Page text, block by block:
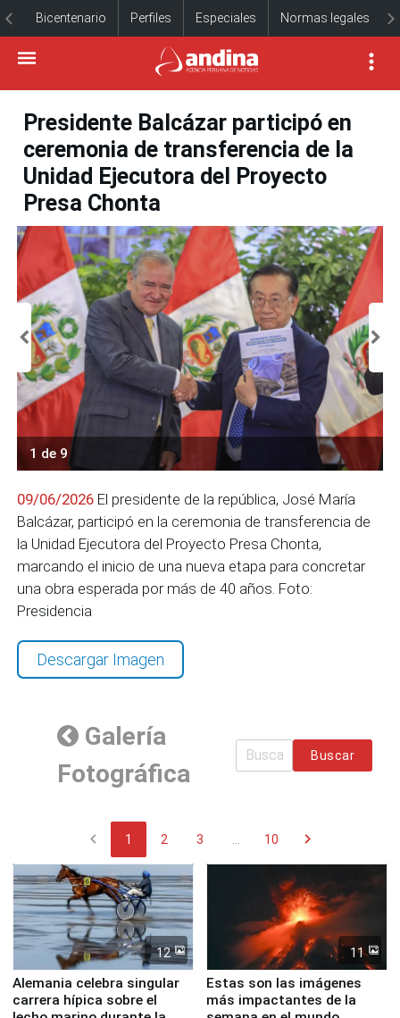
Bicentenario Perfiles Especiales Normas legales
Presidente Balcázar participó en
ceremonia de transferencia de la
Unidad Ejecutora del Proyecto
Presa Chonta
1 de 9
09/06/2026 El presidente de la república, José María
Balcázar, participó en la ceremonia de transferencia de
la Unidad Ejecutora del Proyecto Presa Chonta,
marcando el inicio de una nueva etapa para concretar
una obra esperada por más de 40 años. Foto:
Presidencia
Descargar Imagen
Galería
Fotográfica
Buscar
chevron_left 1 2 3 10 chevron_right
12
Alemania celebra singular
carrera hípica sobre el
11
Estas son las imágenes
más impactantes de la